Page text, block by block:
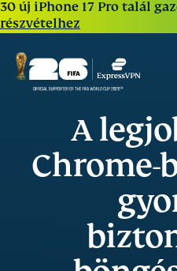
30 új iPhone 17 Pro talál
részvételhez
A
Chrome-